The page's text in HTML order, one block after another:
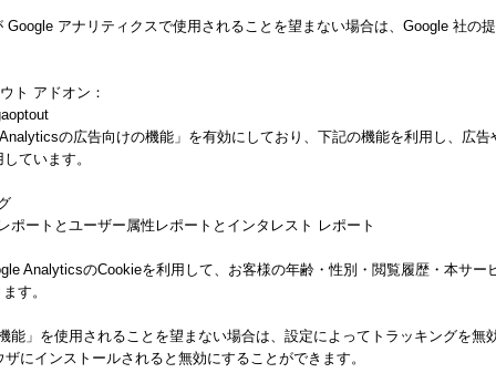
アナリティクスで使用されることを望まない場合は、Google 社の
ト アドオン：
の広告向けの機能」を有効にしており、下記の機能を利用し、広
ています。
ポートとユーザー属性レポートとインタレスト レポート
AnalyticsのCookieを利用して、お客様の年齢・性別・閲覧履歴・本サー
す。
能」を使用されることを望まない場合は、設定によってトラッキングを
にインストールされると無効にすることができます。